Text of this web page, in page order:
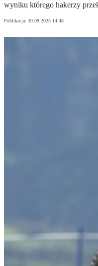
wyniku którego hakerzy
Publikacja: 30.08.2025 14:48